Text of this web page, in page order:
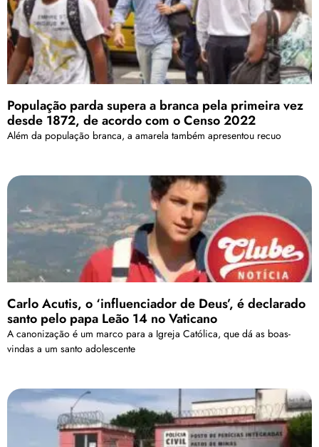
População parda supera a branca pela primeira vez
desde 1872, de acordo com o Censo 2022
Além da população branca, a amarela também apresentou recuo
Carlo Acutis, o ‘influenciador de Deus’, é declarado
santo pelo papa Leão 14 no Vaticano
A canonização é um marco para a Igreja Católica, que dá as boas-
vindas a um santo adolescente